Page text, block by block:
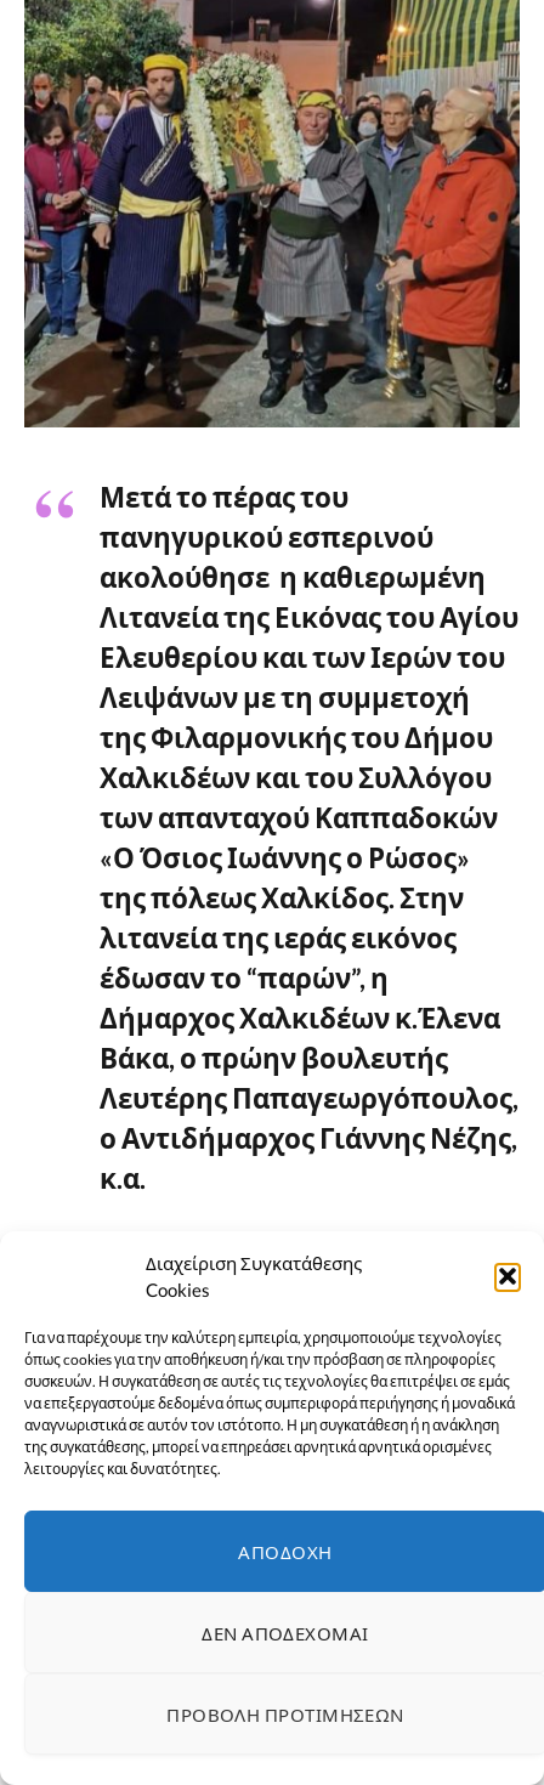
Διαχείριση Συγκατάθεσης
Cookies
Για να παρέχουμε την καλύτερη εμπειρία, χρησιμοποιούμε τεχνολογίες
όπως cookies για την αποθήκευση ή/και την πρόσβαση σε πληροφορίες
συσκευών. Η συγκατάθεση σε αυτές τις τεχνολογίες θα επιτρέψει σε εμάς
να επεξεργαστούμε δεδομένα όπως συμπεριφορά περιήγησης ή μοναδικά
αναγνωριστικά σε αυτόν τον ιστότοπο. Η μη συγκατάθεση ή η ανάκληση
της συγκατάθεσης, μπορεί να επηρεάσει αρνητικά αρνητικά ορισμένες
λειτουργίες και δυνατότητες.
ΑΠΟΔΟΧΉ
ΔΕΝ ΑΠΟΔΈΧΟΜΑΙ
ΠΡΟΒΟΛΉ ΠΡΟΤΙΜΉΣΕΩΝ
Μετά το πέρας του
πανηγυρικού εσπερινού
ακολούθησε η καθιερωμένη
Λιτανεία της Εικόνας του Αγίου
Ελευθερίου και των Ιερών του
Λειψάνων με τη συμμετοχή
της Φιλαρμονικής του Δήμου
Χαλκιδέων και του Συλλόγου
των απανταχού Καππαδοκών
«Ο Όσιος Ιωάννης ο Ρώσος»
της πόλεως Χαλκίδος. Στην
λιτανεία της ιεράς εικόνος
έδωσαν το “παρών”, η
Δήμαρχος Χαλκιδέων κ.Έλενα
Βάκα, ο πρώην βουλευτής
Λευτέρης Παπαγεωργόπουλος,
ο Αντιδήμαρχος Γιάννης Νέζης,
κ.α.